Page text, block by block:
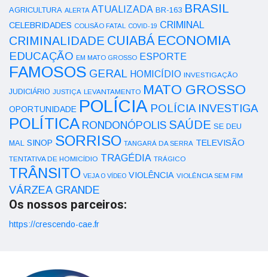
AGRICULTURA ALERTA ATUALIZADA BR-163 BRASIL
CELEBRIDADES COLISÃO FATAL COVID-19 CRIMINAL
CRIMINALIDADE CUIABÁ ECONOMIA
EDUCAÇÃO EM MATO GROSSO ESPORTE
FAMOSOS GERAL HOMICÍDIO INVESTIGAÇÃO
JUDICIÁRIO JUSTIÇA LEVANTAMENTO MATO GROSSO
OPORTUNIDADE POLÍCIA POLÍCIA INVESTIGA
POLÍTICA RONDONÓPOLIS SAÚDE SE DEU
MAL SINOP SORRISO TANGARÁ DA SERRA TELEVISÃO
TENTATIVA DE HOMICÍDIO TRAGÉDIA TRÁGICO
TRÂNSITO VEJA O VÍDEO VIOLÊNCIA VIOLÊNCIA SEM FIM
VÁRZEA GRANDE
Os nossos parceiros:
https://crescendo-cae.fr